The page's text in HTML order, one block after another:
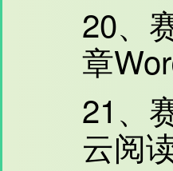
20、
章
21、
云阅